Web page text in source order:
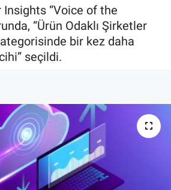
Insights “Voice of the
“Ürün Odaklı Şirketler
bir kez daha
seçildi.